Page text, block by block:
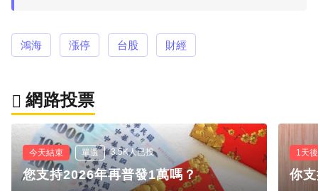
鴻海 漲停 台股 財經
網路投票
今天結束 單選 3.5K人已投
您支持2026年再普發1萬嗎？
1天
你